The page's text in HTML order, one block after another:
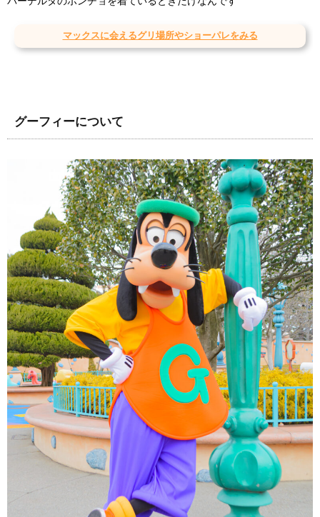
マックスに会えるグリ場所やショーパレをみる
グーフィーについて